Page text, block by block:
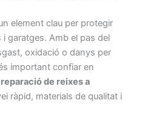
element clau per protegir
garatges. Amb el pas del
oxidació o danys per
important confiar en
de reixes a
ràpid, materials de qualitat i